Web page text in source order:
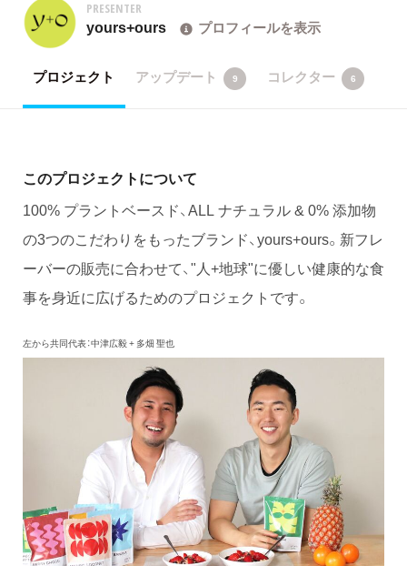
PRESENTER
yours+ours プロフィールを表示
プロジェクト アップデート 9 コレクター 6
このプロジェクトについて
100% プラントベースド、ALL ナチュラル & 0% 添加物
の3つのこだわりをもったブランド、yours+ours。新フレ
ーバーの販売に合わせて、"人+地球"に優しい健康的な食
事を身近に広げるためのプロジェクトです。
左から共同代表：中津広毅 + 多畑 聖也